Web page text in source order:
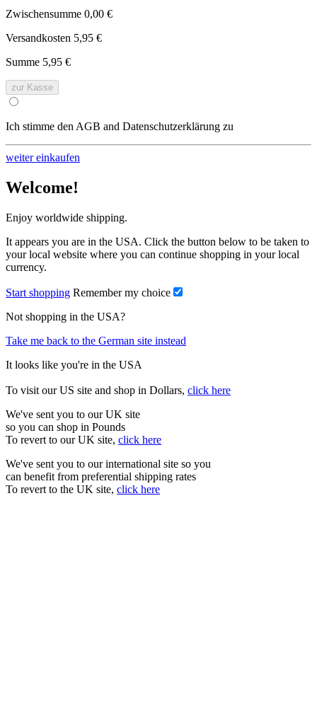
Zwischensumme 0,00 €
Versandkosten 5,95 €
Summe 5,95 €
zur Kasse
Ich stimme den AGB and Datenschutzerklärung zu
weiter einkaufen
Welcome!
Enjoy worldwide shipping.
It appears you are in the USA. Click the button below to be taken to
your local website where you can continue shopping in your local
currency.
Start shopping Remember my choice
Not shopping in the USA?
Take me back to the German site instead
It looks like you're in the USA
To visit our US site and shop in Dollars, click here
We've sent you to our UK site
so you can shop in Pounds
To revert to our UK site, click here
We've sent you to our international site so you
can benefit from preferential shipping rates
To revert to the UK site, click here